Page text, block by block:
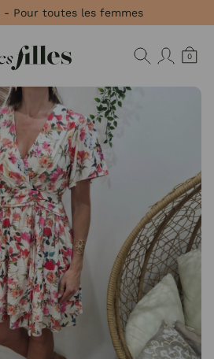
- Pour toutes les femmes
0